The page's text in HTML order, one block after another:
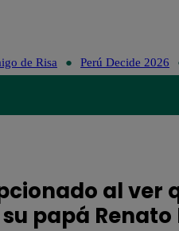
de Risa Perú Decide 2026
al ver
papá